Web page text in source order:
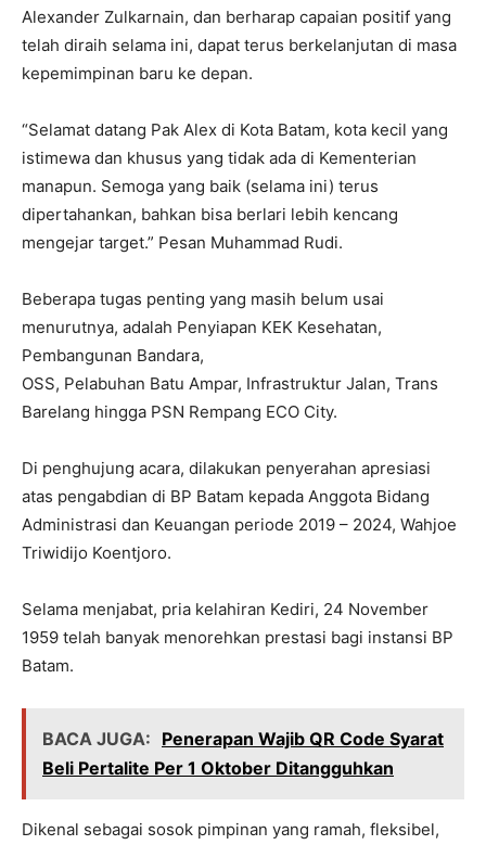
Alexander Zulkarnain, dan berharap capaian positif yang
telah diraih selama ini, dapat terus berkelanjutan di masa
kepemimpinan baru ke depan.
“Selamat datang Pak Alex di Kota Batam, kota kecil yang
istimewa dan khusus yang tidak ada di Kementerian
manapun. Semoga yang baik (selama ini) terus
dipertahankan, bahkan bisa berlari lebih kencang
mengejar target.” Pesan Muhammad Rudi.
Beberapa tugas penting yang masih belum usai
menurutnya, adalah Penyiapan KEK Kesehatan,
Pembangunan Bandara,
OSS, Pelabuhan Batu Ampar, Infrastruktur Jalan, Trans
Barelang hingga PSN Rempang ECO City.
Di penghujung acara, dilakukan penyerahan apresiasi
atas pengabdian di BP Batam kepada Anggota Bidang
Administrasi dan Keuangan periode 2019 – 2024, Wahjoe
Triwidijo Koentjoro.
Selama menjabat, pria kelahiran Kediri, 24 November
1959 telah banyak menorehkan prestasi bagi instansi BP
Batam.
BACA JUGA: Penerapan Wajib QR Code Syarat
Beli Pertalite Per 1 Oktober Ditangguhkan
Dikenal sebagai sosok pimpinan yang ramah, fleksibel,